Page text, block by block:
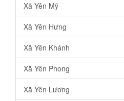
Xã Yên Mỹ
Xã Yên Hưng
Xã Yên Khánh
Xã Yên Phong
Xã Yên Lương